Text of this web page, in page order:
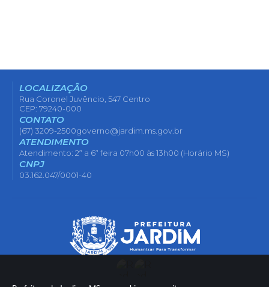
LOCALIZAÇÃO
Rua Coronel Juvêncio, 547 Centro
CEP: 79240-000
CONTATO
(67) 3209-2500governo@jardim.ms.gov.br
ATENDIMENTO
Atendimento: 2ª a 6ª feira 07h00 às 13h00 (Horário MS)
CNPJ
03.162.047/0001-40